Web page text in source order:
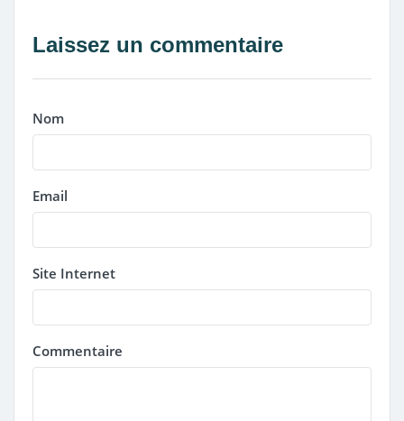
Laissez un commentaire
Nom
Email
Site Internet
Commentaire